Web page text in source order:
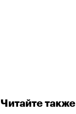
Читайте также